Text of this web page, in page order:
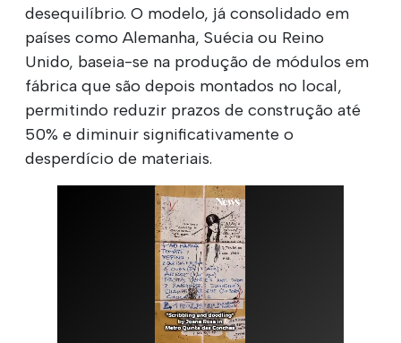
desequilíbrio. O modelo, já consolidado em
países como Alemanha, Suécia ou Reino
Unido, baseia-se na produção de módulos em
fábrica que são depois montados no local,
permitindo reduzir prazos de construção até
50% e diminuir significativamente o
desperdício de materiais.